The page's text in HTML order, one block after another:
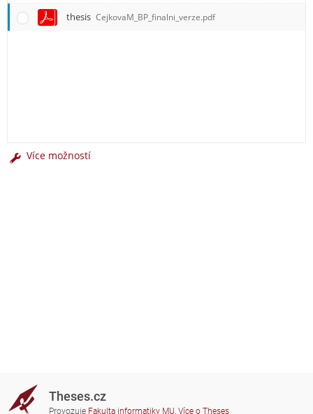
thesis CejkovaM_BP_finalni_verze.pdf
Více možností
Theses.cz
Provozuje Fakulta informatiky MU, Více o Theses